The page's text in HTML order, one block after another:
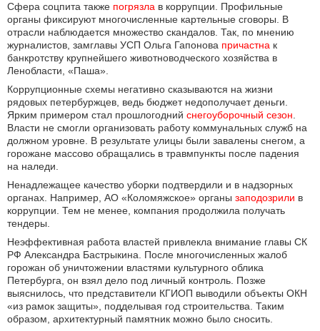
Сфера соцпита также погрязла в коррупции. Профильные
органы фиксируют многочисленные картельные сговоры. В
отрасли наблюдается множество скандалов. Так, по мнению
журналистов, замглавы УСП Ольга Гапонова причастна к
банкротству крупнейшего животноводческого хозяйства в
Ленобласти, «Паша».
Коррупционные схемы негативно сказываются на жизни
рядовых петербуржцев, ведь бюджет недополучает деньги.
Ярким примером стал прошлогодний снегоуборочный сезон.
Власти не смогли организовать работу коммунальных служб на
должном уровне. В результате улицы были завалены снегом, а
горожане массово обращались в травмпункты после падения
на наледи.
Ненадлежащее качество уборки подтвердили и в надзорных
органах. Например, АО «Коломяжское» органы заподозрили в
коррупции. Тем не менее, компания продолжила получать
тендеры.
Неэффективная работа властей привлекла внимание главы СК
РФ Александра Бастрыкина. После многочисленных жалоб
горожан об уничтожении властями культурного облика
Петербурга, он взял дело под личный контроль. Позже
выяснилось, что представители КГИОП выводили объекты ОКН
«из рамок защиты», подделывая год строительства. Таким
образом, архитектурный памятник можно было сносить.